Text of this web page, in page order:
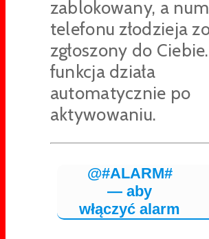
zablokowany, a
telefonu złodzieja
zgłoszony do
funkcja działa
automatycznie po
aktywowaniu.
@#ALARM#
— aby
włączyć alarm